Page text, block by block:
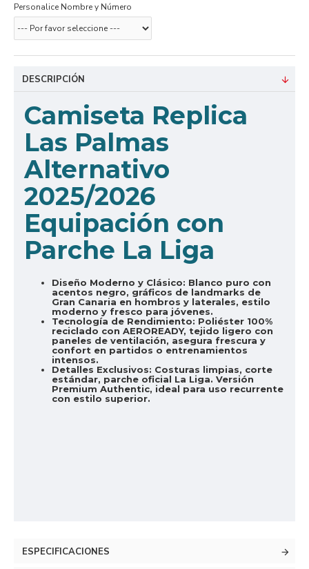
Personalice Nombre y Número
DESCRIPCIÓN
Camiseta Replica
Las Palmas
Alternativo
2025/2026
Equipación con
Parche La Liga
Diseño Moderno y Clásico: Blanco puro con
acentos negro, gráficos de landmarks de
Gran Canaria en hombros y laterales, estilo
moderno y fresco para jóvenes.
Tecnología de Rendimiento: Poliéster 100%
reciclado con AEROREADY, tejido ligero con
paneles de ventilación, asegura frescura y
confort en partidos o entrenamientos
intensos.
Detalles Exclusivos: Costuras limpias, corte
estándar, parche oficial La Liga. Versión
Premium Authentic, ideal para uso recurrente
con estilo superior.
ESPECIFICACIONES